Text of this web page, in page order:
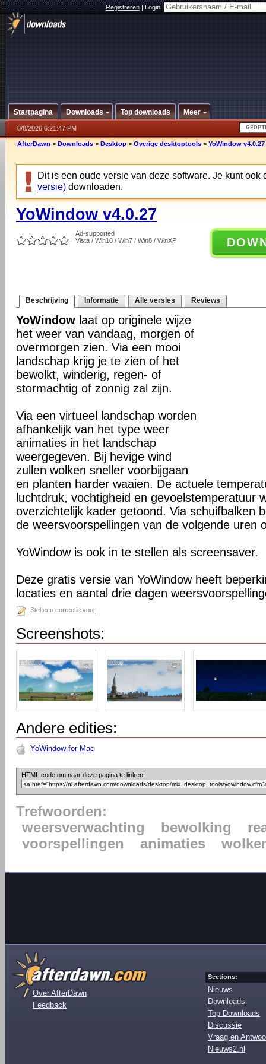
Registreren|Login:
Startpagina Downloads Top downloads Meer
8/8/2026 6:21:47 PM
AfterDawn > Downloads > Desktop > Overige desktoptools > YoWindow v4.0.27
Dit is een oude versie van deze software. Je kunt ook
versie) downloaden.
YoWindow v4.0.27
Ad-supported
Vista / Win10 / Win7 / Win8 / WinXP
Beschrijving Informatie Alle versies Reviews
YoWindow laat op originele wijze
het weer van vandaag, morgen of
overmorgen zien. Via een mooi
landschap krijg je te zien of het
bewolkt, winderig, regen- of
stormachtig of zonnig zal zijn.
Via een virtueel landschap worden
afhankelijk van het type weer
animaties in het landschap
weergegeven. Bij hevige wind
zullen wolken sneller voorbijgaan
en planten harder waaien. De actuele
luchtdruk, vochtigheid en gevoelstemperatuur
overzichtelijk kader getoond. Via schuifbalken
de weersvoorspellingen van de volgende uren
YoWindow is ook in te stellen als screensaver.
Deze gratis versie van YoWindow heeft
locaties en aantal drie dagen
Stel een correctie voor
Screenshots:
Andere edities:
YoWindow for Mac
HTML code om naar deze pagina te linken:
Trefwoorden:
weersverwachting
bewolking
voorspellingen
animaties
Over AfterDawn
Feedback
Sections:
Nieuws
Downloads
Top Downloads
Discussie
Vraag en
Nieuws2.nl